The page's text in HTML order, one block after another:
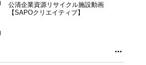
公清企業資源リサイクル施設動画
【SAPOクリエイティブ】